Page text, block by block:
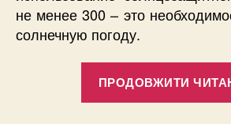
не менее 300 – это
солнечную погоду.
ПРОДОВЖИТИ